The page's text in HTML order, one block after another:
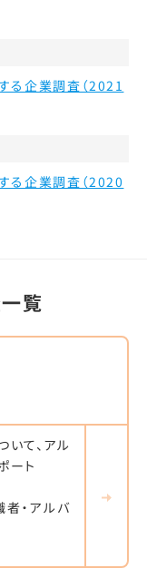
る企業調査（2021
る企業調査（2020
覧
て、アル
ート
・アルバ